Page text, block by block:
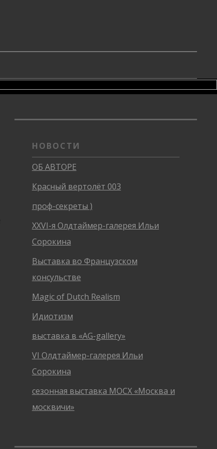
НОВОСТИ
ОБ АВТОРЕ
Красный вертолёт 003
проф-секреты )
XXVI-я Олдтаймер-галерея Ильи
Сорокина
Выставка во Французском
консульстве
Magic of Dutch Realism
Идиотизм
выставка в «AG-gallery»
VI Олдтаймер-галерея Ильи
Сорокина
сезонная выставка МОСХ «Москва и
москвичи»